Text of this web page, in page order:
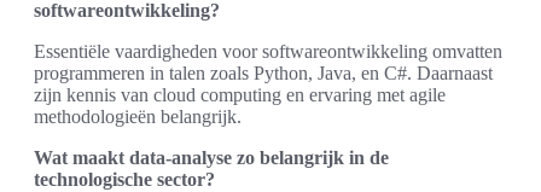
softwareontwikkeling?
Essentiële vaardigheden voor softwareontwikkeling omvatten
programmeren in talen zoals Python, Java, en C#. Daarnaast
zijn kennis van cloud computing en ervaring met agile
methodologieën belangrijk.
Wat maakt data-analyse zo belangrijk in de
technologische sector?